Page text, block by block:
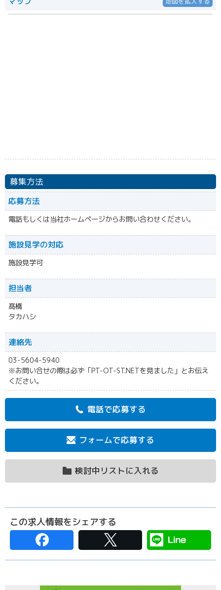
募集方法
応募方法
電話もしくは当社ホームページからお問い合わせください。
施設見学の対応
施設見学可
担当者
髙橋
タカハシ
連絡先
03-5604-5940
※お問い合せの際は必ず「PT-OT-ST.NETを見ました」とお伝え
ください。
電話で応募する
フォームで応募する
検討中リストに入れる
この求人情報をシェアする